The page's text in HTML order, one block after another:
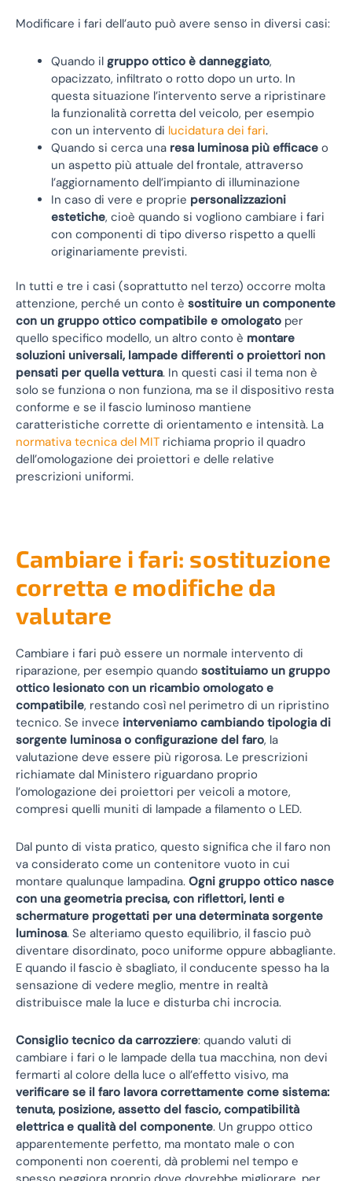
Modificare i fari dell’auto può avere senso in diversi casi:
Quando il gruppo ottico è danneggiato,
opacizzato, infiltrato o rotto dopo un urto. In
questa situazione l’intervento serve a ripristinare
la funzionalità corretta del veicolo, per esempio
con un intervento di lucidatura dei fari.
Quando si cerca una resa luminosa più efficace o
un aspetto più attuale del frontale, attraverso
l’aggiornamento dell’impianto di illuminazione
In caso di vere e proprie personalizzazioni
estetiche, cioè quando si vogliono cambiare i fari
con componenti di tipo diverso rispetto a quelli
originariamente previsti.
In tutti e tre i casi (soprattutto nel terzo) occorre molta
attenzione, perché un conto è sostituire un componente
con un gruppo ottico compatibile e omologato per
quello specifico modello, un altro conto è montare
soluzioni universali, lampade differenti o proiettori non
pensati per quella vettura. In questi casi il tema non è
solo se funziona o non funziona, ma se il dispositivo resta
conforme e se il fascio luminoso mantiene
caratteristiche corrette di orientamento e intensità. La
normativa tecnica del MIT richiama proprio il quadro
dell’omologazione dei proiettori e delle relative
prescrizioni uniformi.
Cambiare i fari: sostituzione
corretta e modifiche da
valutare
Cambiare i fari può essere un normale intervento di
riparazione, per esempio quando sostituiamo un gruppo
ottico lesionato con un ricambio omologato e
compatibile, restando così nel perimetro di un ripristino
tecnico. Se invece interveniamo cambiando tipologia di
sorgente luminosa o configurazione del faro, la
valutazione deve essere più rigorosa. Le prescrizioni
richiamate dal Ministero riguardano proprio
l’omologazione dei proiettori per veicoli a motore,
compresi quelli muniti di lampade a filamento o LED.
Dal punto di vista pratico, questo significa che il faro non
va considerato come un contenitore vuoto in cui
montare qualunque lampadina. Ogni gruppo ottico nasce
con una geometria precisa, con riflettori, lenti e
schermature progettati per una determinata sorgente
luminosa. Se alteriamo questo equilibrio, il fascio può
diventare disordinato, poco uniforme oppure abbagliante.
E quando il fascio è sbagliato, il conducente spesso ha la
sensazione di vedere meglio, mentre in realtà
distribuisce male la luce e disturba chi incrocia.
Consiglio tecnico da carrozziere: quando valuti di
cambiare i fari o le lampade della tua macchina, non devi
fermarti al colore della luce o all’effetto visivo, ma
verificare se il faro lavora correttamente come sistema:
tenuta, posizione, assetto del fascio, compatibilità
elettrica e qualità del componente. Un gruppo ottico
apparentemente perfetto, ma montato male o con
componenti non coerenti, dà problemi nel tempo e